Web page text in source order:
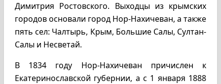
Димитрия Ростовского. Выходцы из крымских
городов основали город Нор-Нахичеван, а также
пять сел: Чалтырь, Крым, Большие Салы, Султан-
Салы и Несветай.
В 1834 году Нор-Нахичеван причислен к
Екатеринославской губернии, а с 1 января 1888